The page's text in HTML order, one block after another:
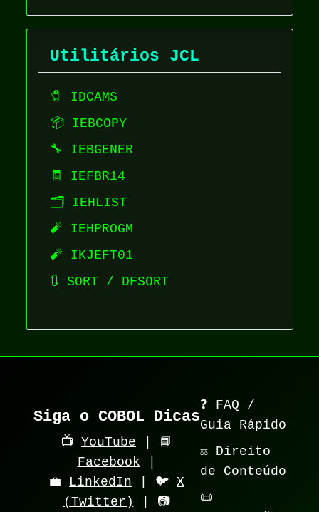
Utilitários JCL
🧷 IDCAMS
📦 IEBCOPY
🔧 IEBGENER
🧾 IEFBR14
🗂️ IEHLIST
🧨 IEHPROGM
🧨 IKJEFT01
🔃 SORT / DFSORT
Siga o COBOL Dicas
📺 YouTube | 📘
Facebook
💼 LinkedIn | 🐦 X
(Twitter)
| 📷
❓ FAQ /
Guia Rápido
⚖️ Direito
de Conteúdo
📜